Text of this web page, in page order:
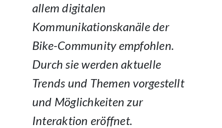
allem digitalen
Kommunikationskanäle der
Bike-Community empfohlen.
Durch sie werden aktuelle
Trends und Themen vorgestellt
und Möglichkeiten zur
Interaktion eröffnet.